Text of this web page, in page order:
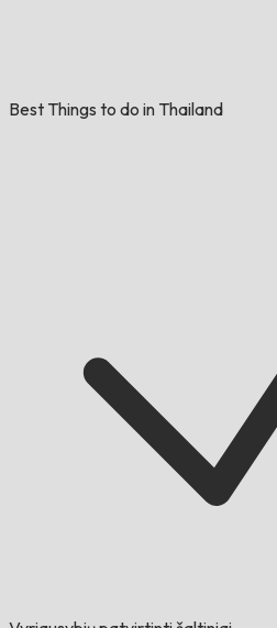
Best Things to do in Thailand